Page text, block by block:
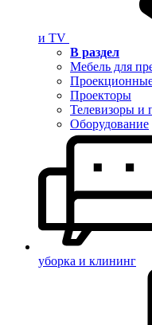
и TV
В раздел
Мебель для
Проекторы
Телевизоры и
Оборудование
уборка и клининг